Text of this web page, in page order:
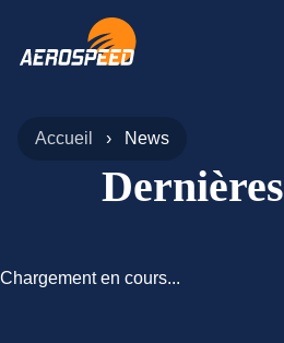
Accueil News
Chargement en cours...